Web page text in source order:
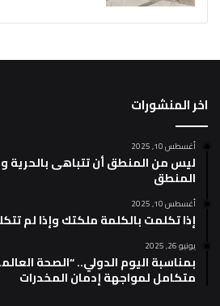
اخر المنشورات
أغسطس 10, 2025
ليس من المنطق أن تتباهى بالحرية
المنطق
أغسطس 10, 2025
إذا تكلمت بالكلمة ملكتك وإذا لم
يونيو 26, 2025
بمناسبة اليوم الدولي.. “الصحة
متكامل لمواجهة إدمان المخدرات